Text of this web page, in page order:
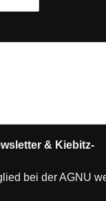
& Kiebitz-
bei der AGNU